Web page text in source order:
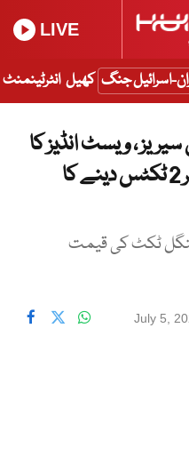
LIVE
اسرائیل جنگ کھیل انٹرٹینمنٹ
، ویسٹ انڈیز کا
شائقین کو ایک کی قیمت پر 2 ٹکٹس دینے کا
ٹکٹ کی قیمت
July 5,